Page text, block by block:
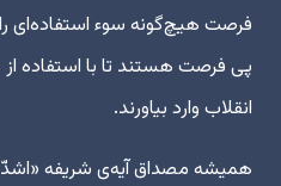
فرصت هیچ‌گونه سوء استفاده‌ای را
پی فرصت هستند تا با استفاده
انقلاب وارد بیاورند.
همیشه مصداق آیه‌ی شریفه «اشدّا